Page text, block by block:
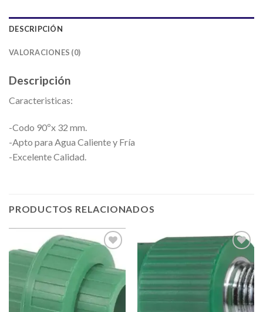
DESCRIPCIÓN
VALORACIONES (0)
Descripción
Caracteristicas:
-Codo 90ºx 32 mm.
-Apto para Agua Caliente y Fría
-Excelente Calidad.
PRODUCTOS RELACIONADOS
lista de
deseos
Añadir
a la
lista de
deseos